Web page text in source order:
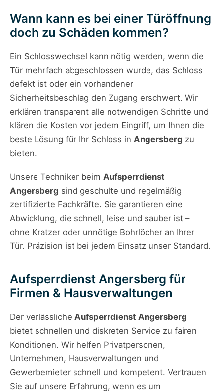
Wann kann es bei einer Türöffnung
doch zu Schäden kommen?
Ein Schlosswechsel kann nötig werden, wenn die
Tür mehrfach abgeschlossen wurde, das Schloss
defekt ist oder ein vorhandener
Sicherheitsbeschlag den Zugang erschwert. Wir
erklären transparent alle notwendigen Schritte und
klären die Kosten vor jedem Eingriff, um Ihnen die
beste Lösung für Ihr Schloss in Angersberg zu
bieten.
Unsere Techniker beim Aufsperrdienst
Angersberg sind geschulte und regelmäßig
zertifizierte Fachkräfte. Sie garantieren eine
Abwicklung, die schnell, leise und sauber ist –
ohne Kratzer oder unnötige Bohrlöcher an Ihrer
Tür. Präzision ist bei jedem Einsatz unser Standard.
Aufsperrdienst Angersberg für
Firmen & Hausverwaltungen
Der verlässliche Aufsperrdienst Angersberg
bietet schnellen und diskreten Service zu fairen
Konditionen. Wir helfen Privatpersonen,
Unternehmen, Hausverwaltungen und
Gewerbemieter schnell und kompetent. Vertrauen
Sie auf unsere Erfahrung, wenn es um